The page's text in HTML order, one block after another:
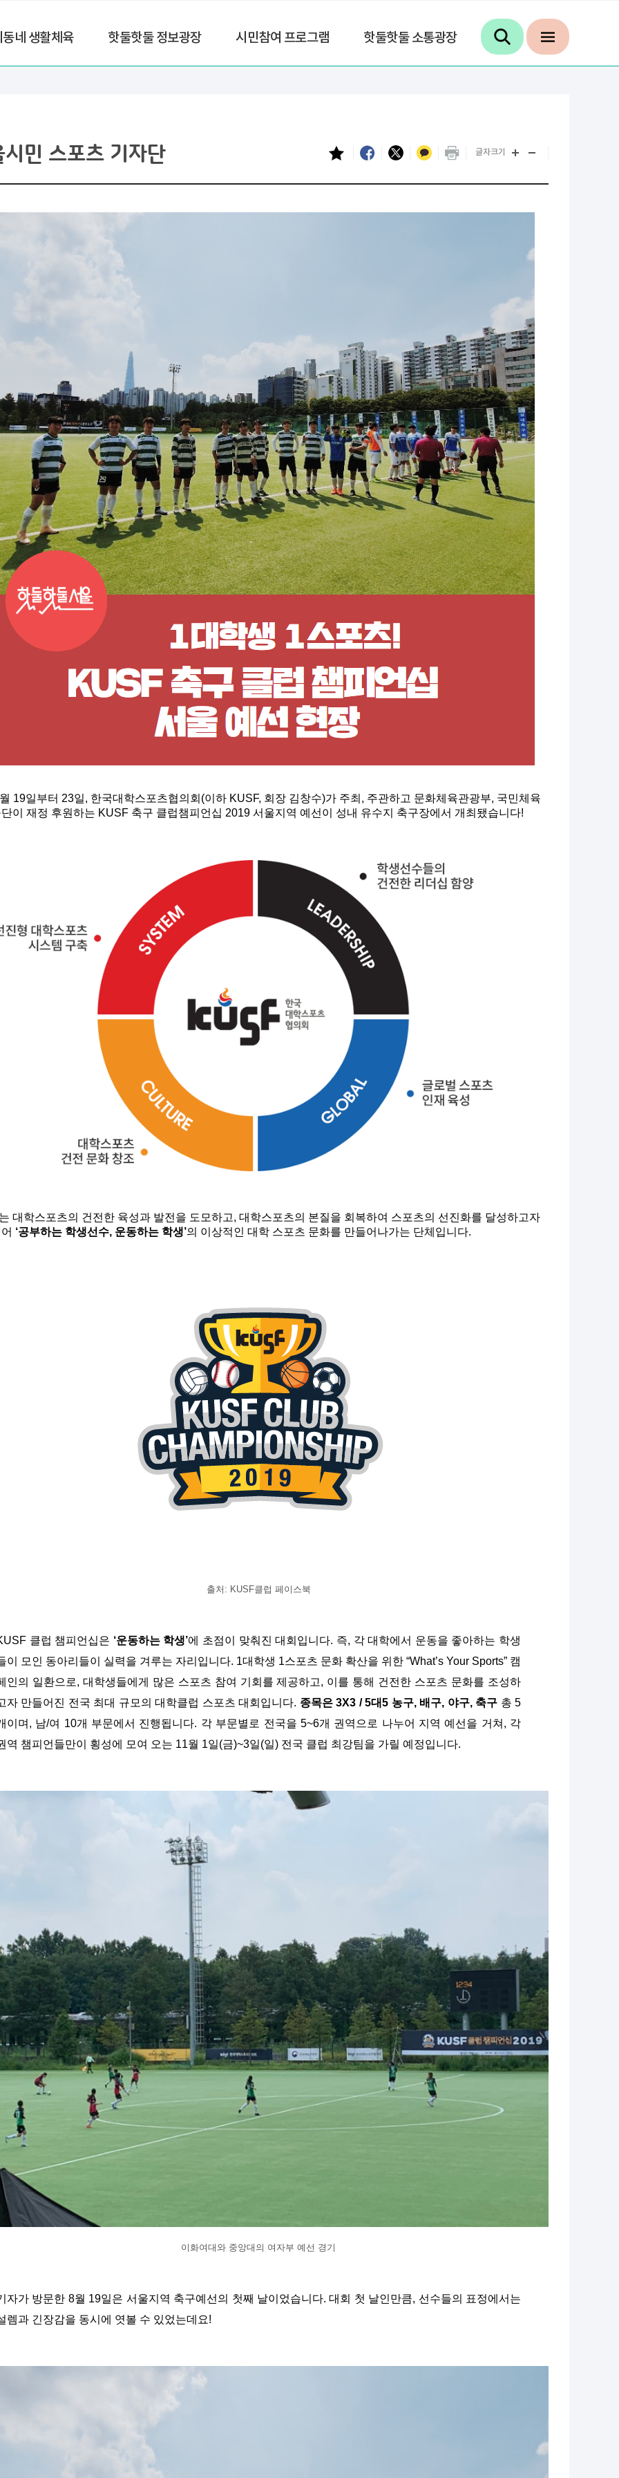
동네 생활체육 핫둘핫둘 정보광장 시민참여 프로그램 핫둘핫둘 소통광장
시민 스포츠 기자단 글자크기
19일부터 23일, 한국대학스포츠협의회(이하 KUSF, 회장 김창수)가 주최, 주관하고 문화체육관광부, 국민체육
이 재정 후원하는 KUSF 축구 클럽챔피언십 2019 서울지역 예선이 성내 유수지 축구장에서 개최됐습니다!
대학스포츠의 건전한 육성과 발전을 도모하고, 대학스포츠의 본질을 회복하여 스포츠의 선진화를 달성하고자
‘공부하는 학생선수, 운동하는 학생’의 이상적인 대학 스포츠 문화를 만들어나가는 단체입니다.
출처: KUSF클럽 페이스북
클럽 챔피언십은 ‘운동하는 학생’에 초점이 맞춰진 대회입니다. 즉, 각 대학에서 운동을 좋아하는 학생
이 모인 동아리들이 실력을 겨루는 자리입니다. 1대학생 1스포츠 문화 확산을 위한 “What’s Your Sports” 캠
인의 일환으로, 대학생들에게 많은 스포츠 참여 기회를 제공하고, 이를 통해 건전한 스포츠 문화를 조성하
자 만들어진 전국 최대 규모의 대학클럽 스포츠 대회입니다. 종목은 3X3 / 5대5 농구, 배구, 야구, 축구 총 5
이며, 남/여 10개 부문에서 진행됩니다. 각 부문별로 전국을 5~6개 권역으로 나누어 지역 예선을 거쳐, 각
역 챔피언들만이 횡성에 모여 오는 11월 1일(금)~3일(일) 전국 클럽 최강팀을 가릴 예정입니다.
이화여대와 중앙대의 여자부 예선 경기
자가 방문한 8월 19일은 서울지역 축구예선의 첫째 날이었습니다. 대회 첫 날인만큼, 선수들의 표정에서는
렘과 긴장감을 동시에 엿볼 수 있었는데요!